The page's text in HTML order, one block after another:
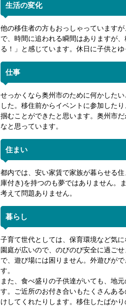
生活の変化
他の移住者の方もおっしゃっています
で、時間に追われる瞬間はありますが
る！」と感じています。休日に子供と
仕事
せっかくなら奥州市のために何かした
した。移住前からイベントに参加した
掴むことができたと思います。奥州市
なと思っています。
住まい
都内では、安い家賃で家族が暮らせる
庫付き)を持つのも夢ではありません。
考えて問題ありません。
暮らし
子育て世代としては、保育環境など気
園庭が広いので、のびのび安全に過ご
で、遊び場には困りません。外遊びが
す。
また、食べ盛りの子供達がいても、地
す。ご近所のお付き合いもたくさんあ
けしてくれたりします。移住したばか